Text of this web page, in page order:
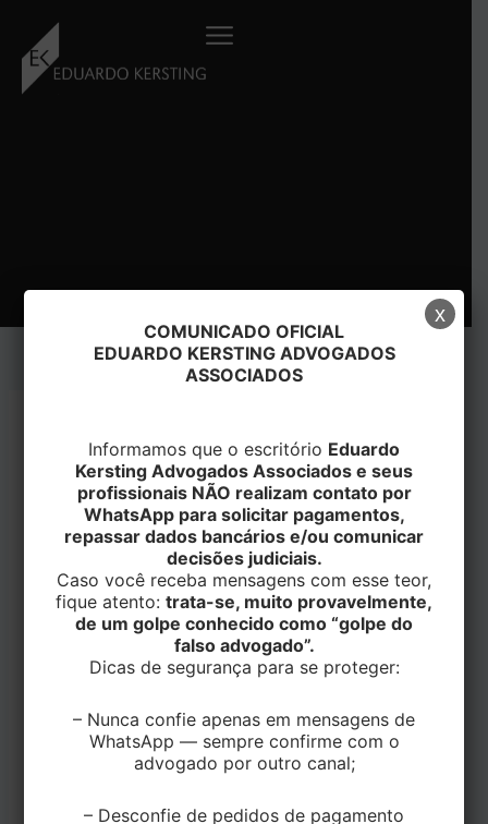
conteúdo
Parafuso Autoperfurantes
1/4-14×1.1/2″
trine/26 de abril de 2021
Aplicação:Fixação em telhas metálicas ou policarbonato
Descrição:Fixação em telhas metálicas ou
Informações
COMUNICADO OFICIAL
EDUARDO KERSTING ADVOGADOS
ASSOCIADOS
Informamos que o escritório Eduardo
Kersting Advogados Associados e seus
profissionais NÃO realizam contato por
WhatsApp para solicitar pagamentos,
repassar dados bancários e/ou comunicar
decisões judiciais.
Caso você receba mensagens com esse teor,
fique atento: trata-se, muito provavelmente,
de um golpe conhecido como “golpe do
falso advogado”.
Dicas de segurança para se proteger:
– Nunca confie apenas em mensagens de
WhatsApp — sempre confirme com o
advogado por outro canal;
– Desconfie de pedidos de pagamento
x